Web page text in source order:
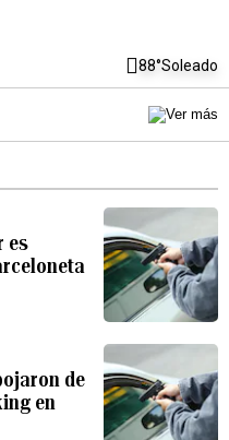
88°Soleado
es
de
en